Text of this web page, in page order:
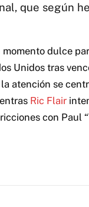
que según
dulce
Unidos tras
atención se
Ric Flair
con Paul